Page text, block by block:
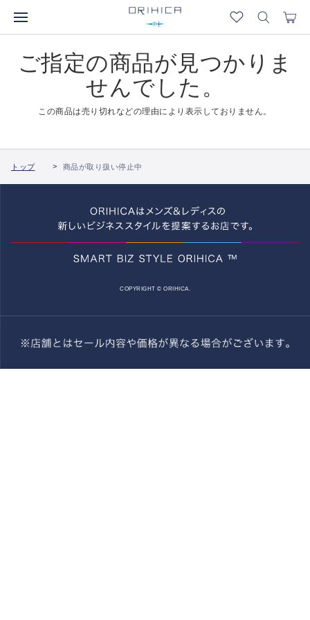
ご指定の商品が見つかりま
せんでした。
この商品は売り切れなどの理由により表示しておりません。
トップ 商品が取り扱い停止中
COPYRIGHT © ORIHICA.